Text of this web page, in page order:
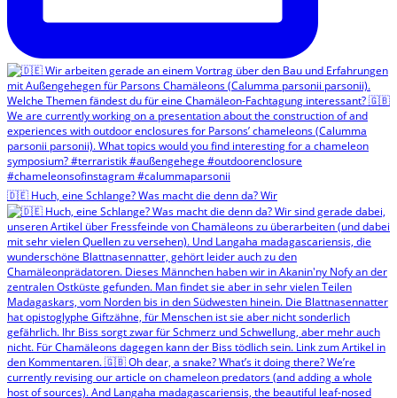
🇩🇪 Huch, eine Schlange? Was macht die denn da? Wir